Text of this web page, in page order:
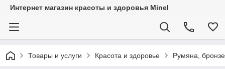
Интернет магазин красоты и здоровья Minel
Товары и услуги Красота и здоровье Румяна,